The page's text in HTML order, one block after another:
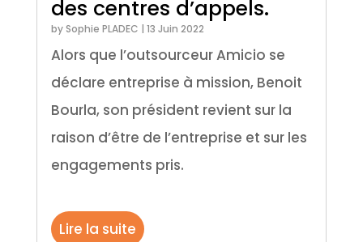
des centres d’appels.
bySophie PLADEC 13 Juin 2022
Alors que l’outsourceur Amicio se
déclare entreprise à mission, Benoit
Bourla, son président revient sur la
raison d’être de l’entreprise et sur les
engagements pris.
Lire la suite